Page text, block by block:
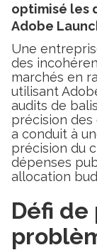
optimisé les
Adobe
Une
des
marchés en
utilisant
audits de
précision des
a conduit à
précision du
dépenses
allocation
Défi